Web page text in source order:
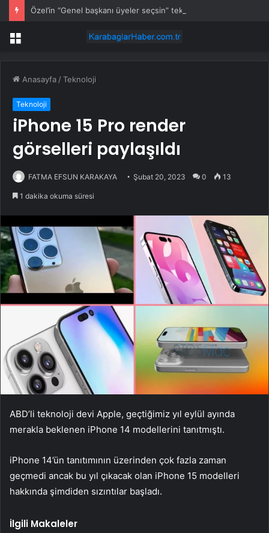
Menü
Anasayfa /Teknoloji
Teknoloji
iPhone 15 Pro render
görselleri paylaşıldı
FATMA EFSUN KARAKAYA Şubat 20, 2023 0 13
1 dakika okuma süresi
ABD’li teknoloji devi Apple, geçtiğimiz yıl eylül ayında
merakla beklenen iPhone 14 modellerini tanıtmıştı.
iPhone 14’ün tanıtımının üzerinden çok fazla zaman
geçmedi ancak bu yıl çıkacak olan iPhone 15 modelleri
hakkında şimdiden sızıntılar başladı.
İlgili Makaleler